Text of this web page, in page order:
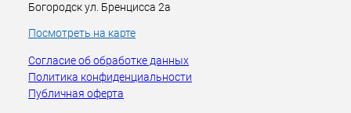
Богородск ул. Бренцисса 2а
Посмотреть на карте
Согласие об обработке данных
Политика конфиденциальности
Публичная оферта